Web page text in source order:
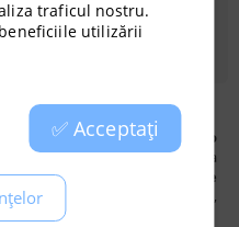
special concepută pentru
o
orice pompă de aer SES. Singura
debit mai mare
o presiune
de motor din aluminiu,
de viață.
traficul nostru.
utilizării
✅ Acceptați